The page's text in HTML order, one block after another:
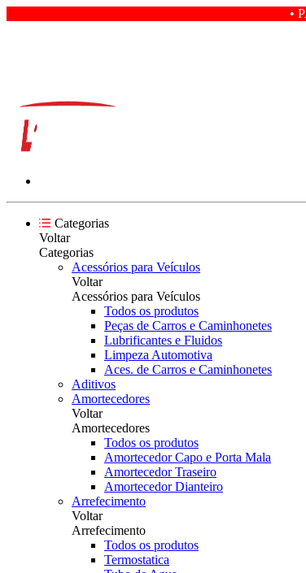
• PAGANDO
Categorias
Voltar
Categorias
Acessórios para Veículos
Voltar
Acessórios para Veículos
Todos os produtos
Peças de Carros e Caminhonetes
Lubrificantes e Fluidos
Limpeza Automotiva
Aces. de Carros e Caminhonetes
Aditivos
Amortecedores
Voltar
Amortecedores
Todos os produtos
Amortecedor Capo e Porta Mala
Amortecedor Traseiro
Amortecedor Dianteiro
Arrefecimento
Voltar
Arrefecimento
Todos os produtos
Termostatica